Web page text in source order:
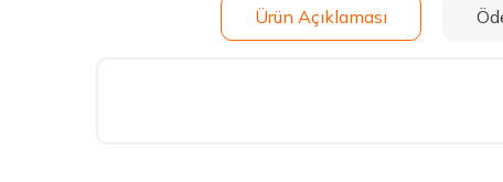
Ürün Açıklaması